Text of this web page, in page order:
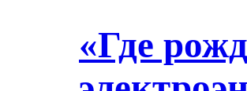
«Где